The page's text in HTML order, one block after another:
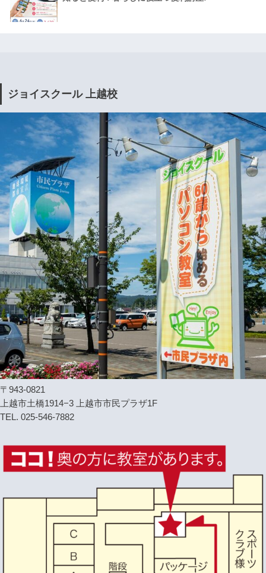
ジョイスクール 上越校
〒943-0821
上越市土橋1914−3 上越市市民プラザ1F
TEL. 025-546-7882